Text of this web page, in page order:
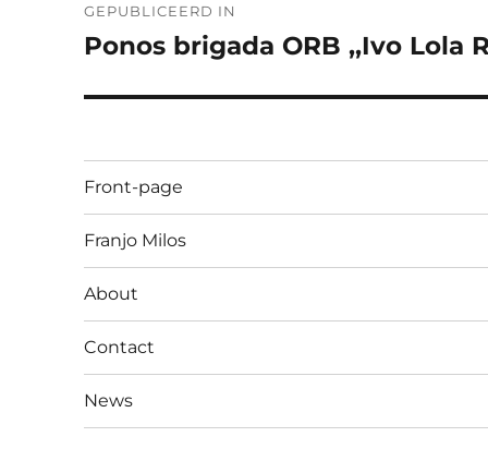
navigatie
GEPUBLICEERD IN
Ponos brigada ORB ,,Ivo Lola
Front-page
Franjo Milos
About
Contact
News